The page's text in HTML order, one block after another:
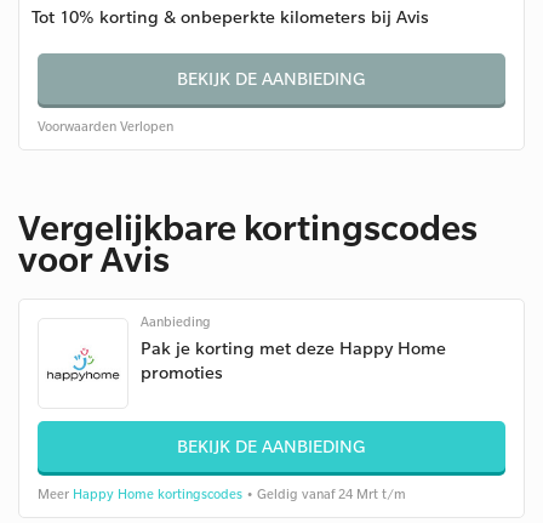
Tot 10% korting & onbeperkte kilometers bij Avis
BEKIJK DE AANBIEDING
Voorwaarden Verlopen
Vergelijkbare kortingscodes
voor Avis
Aanbieding
Pak je korting met deze Happy Home
promoties
BEKIJK DE AANBIEDING
Meer Happy Home kortingscodes • Geldig vanaf 24 Mrt t/m